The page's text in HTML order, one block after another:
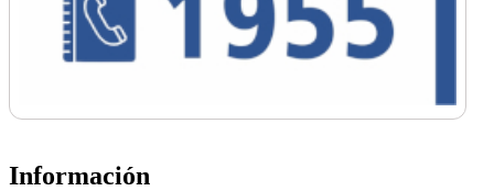
Información